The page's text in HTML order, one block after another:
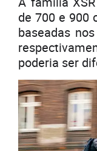
de 700 e 900
baseadas
poderia ser